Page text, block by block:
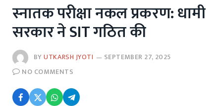
स्नातक परीक्षा नकल प्रकरण: धामी
सरकार ने SIT गठित की
BYUTKARSH JYOTI
SEPTEMBER 27, 2025
NO COMMENTS